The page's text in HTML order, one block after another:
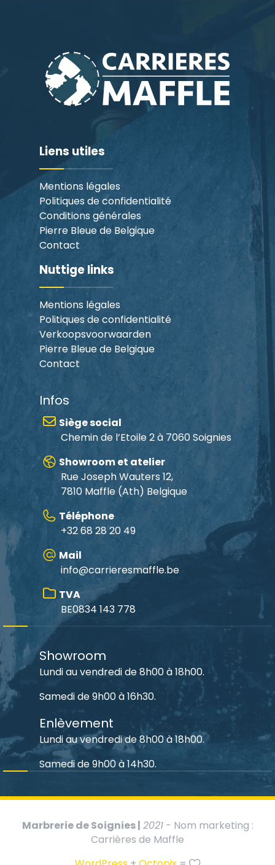
Liens utiles
Mentions légales
Politiques de confidentialité
Conditions générales
Pierre Bleue de Belgique
Contact
Nuttige links
Mentions légales
Politiques de confidentialité
Verkoopsvoorwaarden
Pierre Bleue de Belgique
Contact
Infos
Siège social
Chemin de l’Etoile 2 à 7060 Soignies
Showroom et atelier
Rue Joseph Wauters 12,
7810 Maffle (Ath) Belgique
Téléphone
+32 68 28 20 49
Mail
info@carrieresmaffle.be
TVA
BE0834 143 778
Showroom
Lundi au vendredi de 8h00 à 18h00.
Samedi de 9h00 à 16h30.
Enlèvement
Lundi au vendredi de 8h00 à 18h00.
Samedi de 9h00 à 14h30.
Marbrerie de Soignies | 2021- Nom marketing :
Carrières de Maffle